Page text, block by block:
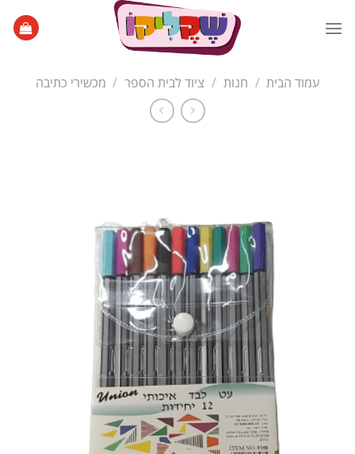
עמוד הבית / חנות / ציוד לבית הספר / מכשירי כתיבה